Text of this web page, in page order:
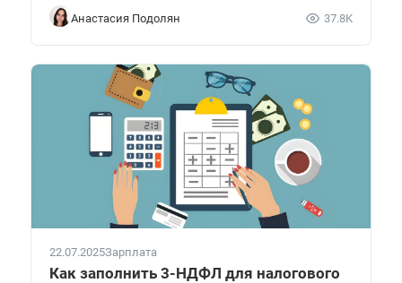
Анастасия Подолян 37.8K
22.07.2025Зарплата
Как заполнить 3-НДФЛ для налогового